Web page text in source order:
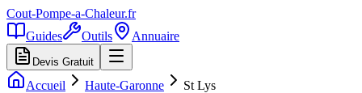
Cout-Pompe-a-Chaleur.fr
Guides
Outils Annuaire
Devis Gratuit
Accueil Haute-Garonne
St Lys